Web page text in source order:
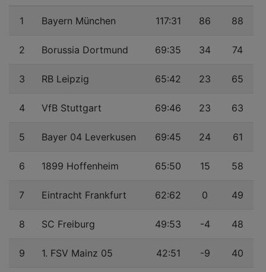
1 Bayern München 117:31 86 88
2 Borussia Dortmund 69:35 34 74
3 RB Leipzig 65:42 23 65
4 VfB Stuttgart 69:46 23 63
5 Bayer 04 Leverkusen 69:45 24 61
6 1899 Hoffenheim 65:50 15 58
7 Eintracht Frankfurt 62:62 0 49
8 SC Freiburg 49:53 -4 48
9 1. FSV Mainz 05 42:51 -9 40